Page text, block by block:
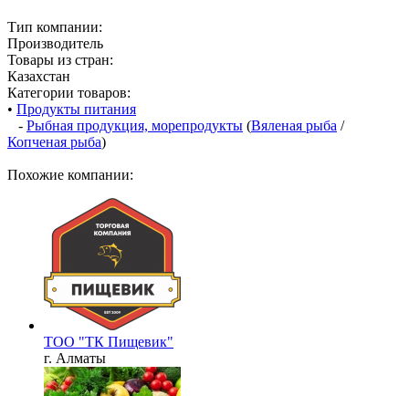
Тип компании:
Производитель
Товары из стран:
Казахстан
Категории товаров:
• Продукты питания
- Рыбная продукция, морепродукты (Вяленая рыба /
Копченая рыба)
Похожие компании:
ТОО "ТК Пищевик"
г. Алматы